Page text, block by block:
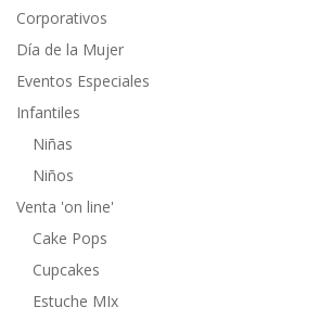
Corporativos
Día de la Mujer
Eventos Especiales
Infantiles
Niñas
Niños
Venta 'on line'
Cake Pops
Cupcakes
Estuche MIx